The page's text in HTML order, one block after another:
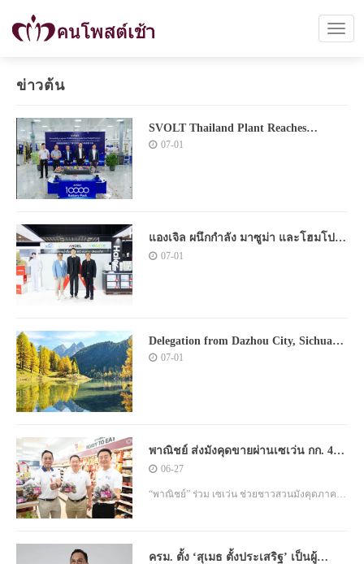
ข่าวต้น
SVOLT Thailand Plant Reaches
the Milestone with
07-01
แองเจิล ผนึกกำลัง มาซูม่า และโฮมโปร
เปิดตัวนวัตกรรมเครื่องกรองน้ำ เขย่า
07-01
Delegation from Dazhou City, Sichuan
Province Visits UK and France for
07-01
พาณิชย์ ส่งมังคุดขายผ่านเซเว่น กก. 40
บ. หวังช่วยเกษตรกร
06-27
“พาณิชย์” ร่วม เซเว่น ช่วยชาวสวนมังคุดภาค
กลาง-ยาว
ครม. ตั้ง ‘สุเมธ ตั้งประเสริฐ’ เป็นผู้